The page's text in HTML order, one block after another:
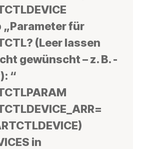
„Parameter für
(Leer lassen
gewünscht – z. B. -
“
in